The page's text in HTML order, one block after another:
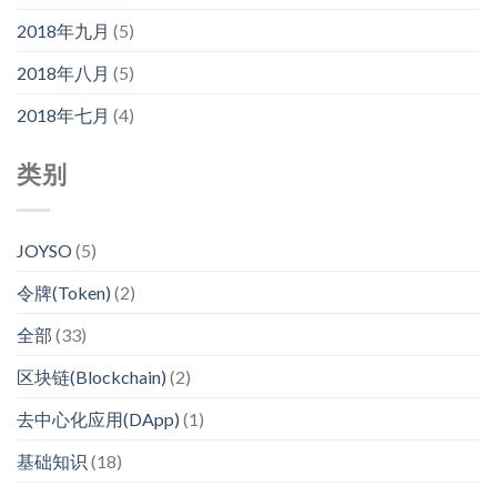
2018年九月 (5)
2018年八月 (5)
2018年七月 (4)
类别
JOYSO(5)
令牌(Token) (2)
全部 (33)
区块链(Blockchain) (2)
去中心化应用(DApp) (1)
基础知识 (18)